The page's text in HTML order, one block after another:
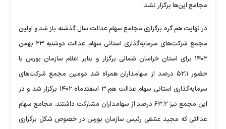
مجامع این‌ها برگزار نشد.
در نهایت هم گره برگزاری مجامع سهام عدالت سال گذشته باز شد و اولین
مجمع شرکت‌های سرمایه‌گذاری استانی سهام عدالت دوشنبه ۲۳ بهمن
۱۴۰۲ برای استان خراسان شمالی برگزار و بنابر اعلام سازمان بورس با
حضور ۵۲.۱ درصد از سهامداران همراه شد دومین مجمع شرکت‌های
سرمایه‌گذاری استانی سهام عدالت هم ۳ اسفندماه ۱۴۰۲ برگزار شد و در
این مجمع نیز ۶۳.۲ درصد از سهامداران مشارکت داشتند. مجامع سهام
عدالتی که مجید عشقی رئیس سازمان بورس در خصوص شکل برگزاری